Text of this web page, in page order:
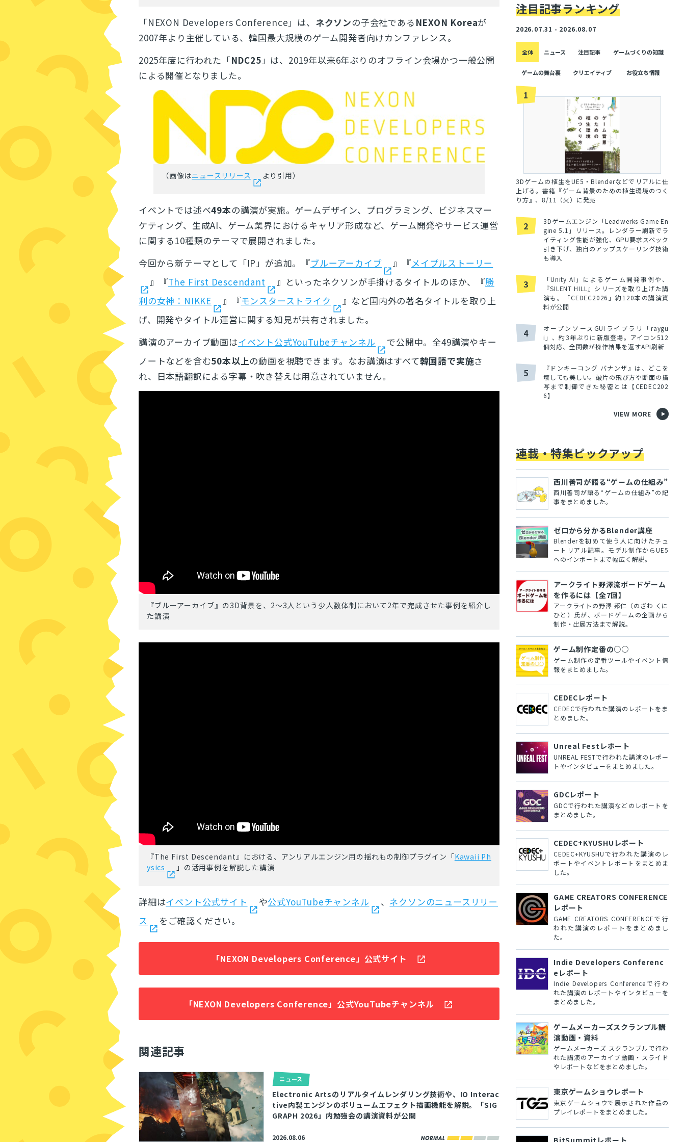
「NEXON Developers Conference」は、 ネクソンの子会社である NEXON Koreaが
2007年より主催している、韓国最大規模のゲーム開発者向けカンファレンス。
2025年度に行われた「NDC25」は、2019年以来6年ぶりのオフライン会場かつ一般公開
による開催となりました。
（画像はニュースリリース より引用）
イベントでは述べ49本の講演が実施。 ゲームデザイン、プログラミング、ビジネスマー
ケティング、生成AI、ゲーム業界におけるキャリア形成など、ゲーム開発やサービス運営
に関する10種類のテーマで展開されました。
今回から新テーマとして「IP」が追加。『ブルーアーカイブ 』 『メイプルストーリー
』『The First Descendant 』といったネクソンが手掛けるタイトルのほか、『勝
利の女神：NIKKE
』『モンスターストライク
』など国内外の著名タイトルを取り上
げ、開発やタイトル運営に関する知見が共有されました。
講演のアーカイブ動画はイベント公式YouTubeチャンネル
で公開中。全49講演やキー
ノートなどを含む50本以上の動画を視聴できます。なお講演はすべて韓国語で実施さ
れ、日本語翻訳による字幕・吹き替えは用意されていません。
『ブルーアーカイブ』の3D背景を、2～3人という少人数体制において2年で完成させた事例を紹介し
た講演
『The First Descendant』における、アンリアルエンジン用の揺れもの制御プラグイン「Kawaii Ph
ysics
」の活用事例を解説した講演
詳細はイベント公式サイト や公式YouTubeチャンネル 、 ネクソンのニュースリリー
ス
をご確認ください。
「NEXON Developers Conference」公式サイト
「NEXON Developers Conference」公式YouTubeチャンネル
関連記事
ニュース
Electronic Artsのリアルタイムレンダリング技術や、IO Interac
tive内製エンジンのボリュームエフェクト描画機能を解説。「SIG
GRAPH 2026」内勉強会の講演資料が公開
2026.08.06
注目記事ランキング
2026.07.31 - 2026.08.07
全体 ニュース 注目記事 ゲームづくりの知識
ゲームの舞台裏 クリエイティブ お役立ち情報
1
3Dゲームの植生をUE5・Blenderなどでリアルに仕
上げる。書籍『ゲーム背景のための植生環境のつく
り方』、8/11（火）に発売
2
3Dゲームエンジン「Leadwerks Game En
gine 5.1」リリース。レンダラー刷新でラ
イティング性能が強化、GPU要求スペック
引き下げ、独自のアップスケーリング技術
も導入
3
「Unity AI」によるゲーム開発事例や、
『SILENT HILL』シリーズを取り上げた講
演も。「CEDEC2026」約120本の講演資
料が公開
4
オープンソースGUIライブラリ「raygu
i」、約3年ぶりに新版登場。アイコン512
個対応、全関数が操作結果を返すAPI刷新
5
『ドンキーコング バナンザ』は、どこを
壊しても美しい。破片の飛び方や断面の描
写まで制御できた秘密とは【CEDEC202
6】
VIEW MORE
連載・特集ピックアップ
西川善司が語る“ゲームの仕組み”
西川善司が語る“ゲームの仕組み”の記
事をまとめました。
ゼロから分かるBlender講座
Blenderを初めて使う人に向けたチュ
ートリアル記事。モデル制作からUE5
へのインポートまで幅広く解説。
アークライト野澤流ボードゲーム
を作るには【全7回】
アークライトの野澤 邦仁（のざわ くに
ひと）氏が、ボードゲームの企画から
制作・出展方法まで解説。
ゲーム制作定番の○○
ゲーム制作の定番ツールやイベント情
報をまとめました。
CEDECレポート
CEDECで行われた講演のレポートをま
とめました。
Unreal Festレポート
UNREAL FESTで行われた講演のレポー
トやインタビューをまとめました。
GDCレポート
GDCで行われた講演などのレポートを
まとめました。
CEDEC+KYUSHUレポート
CEDEC+KYUSHUで行われた講演のレ
ポートやイベントレポートをまとめま
した。
GAME CREATORS CONFERENCE
レポート
GAME CREATORS CONFERENCEで行
われた講演のレポートをまとめまし
た。
Indie Developers Conferenc
eレポート
Indie Developers Conferenceで行わ
れた講演のレポートやインタビューを
まとめました。
ゲームメーカーズスクランブル講
演動画・資料
ゲームメーカーズ スクランブルで行わ
れた講演のアーカイブ動画・スライド
やレポートなどをまとめました。
東京ゲームショウレポート
東京ゲームショウで展示された作品の
プレイレポートをまとめました。
BitSummitレポート